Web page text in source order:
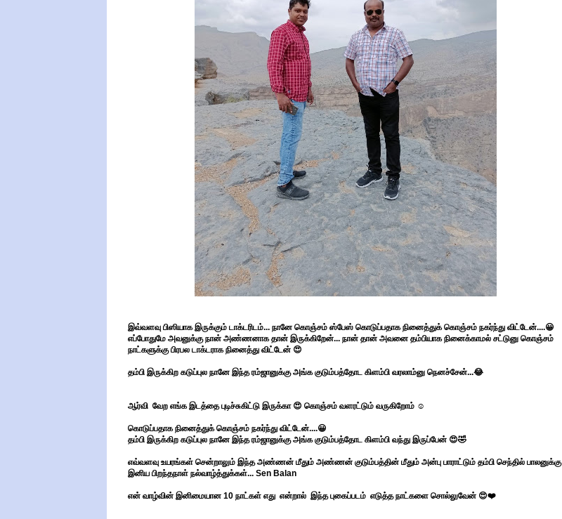
இவ்வளவு பிஸியாக இருக்கும் டாக்டரிடம்... நானே கொஞ்சம் ஸ்பேஸ் கொடுப்பதாக நினைத்துக் கொஞ்சம் நகர்ந்து விட்டேன்....😀
எப்போதுமே அவனுக்கு நான் அண்ணனாக தான் இருக்கிறேன்... நான் தான் அவனை தம்பியாக நினைக்காமல் சட்டுனு கொஞ்சம்
நாட்களுக்கு பிரபல டாக்டராக நினைத்து விட்டேன் 😍
தம்பி இருக்கிற கடுப்புல நானே இந்த ரம்ஜானுக்கு அங்க குடும்பத்தோட கிளம்பி வரலாம்னு நெனச்சேன்...😂
ஆர்வி வேற எங்க இடத்தை புடிச்சுகிட்டு இருக்கா 😍 கொஞ்சம் வளரட்டும் வருகிறோம் ☺️
கொடுப்பதாக நினைத்துக் கொஞ்சம் நகர்ந்து விட்டேன்....😀
தம்பி இருக்கிற கடுப்புல நானே இந்த ரம்ஜானுக்கு அங்க குடும்பத்தோட கிளம்பி வந்து இருப்பேன் 😍🤣
எவ்வளவு உயரங்கள் சென்றாலும் இந்த அண்ணன் மீதும் அண்ணன் குடும்பத்தின் மீதும் அன்பு பாராட்டும் தம்பி செந்தில் பாலனுக்கு
இனிய பிறந்தநாள் நல்வாழ்த்துக்கள்... Sen Balan
என் வாழ்வின் இனிமையான 10 நாட்கள் எது என்றால் இந்த புகைப்படம் எடுத்த நாட்களை சொல்லுவேன் 😍❤️